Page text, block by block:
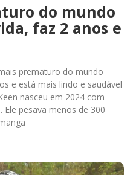
do mundo
faz 2 anos e
prematuro do mundo
e está mais lindo e saudável
nasceu em 2024 com
Ele pesava menos de 300